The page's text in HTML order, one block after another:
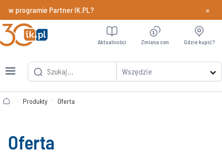
w programie Partner IK.PL? Dowiedz
×
Wszędzie
Aktualności Zmiana cen Gdzie kupić?
Produkty Oferta
Oferta